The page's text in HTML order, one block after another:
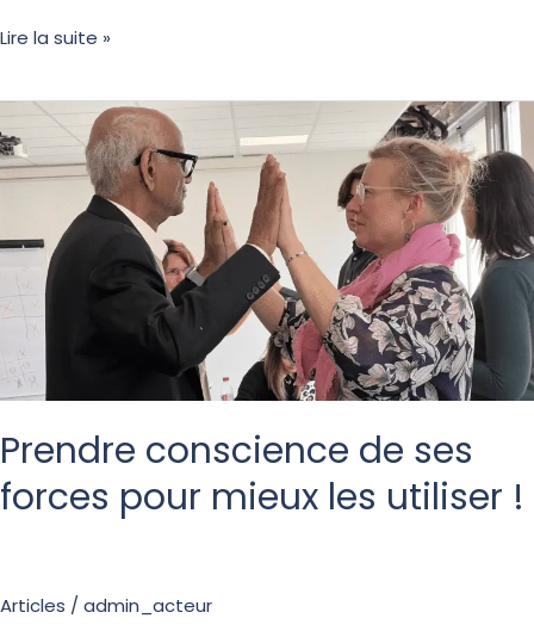
Lire la suite »
Prendre conscience de ses
forces pour mieux les utiliser !
Articles /admin_acteur
Prendre
conscience
de
ses
pour
mieux
les
utiliser